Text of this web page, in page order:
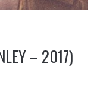
– 2017)